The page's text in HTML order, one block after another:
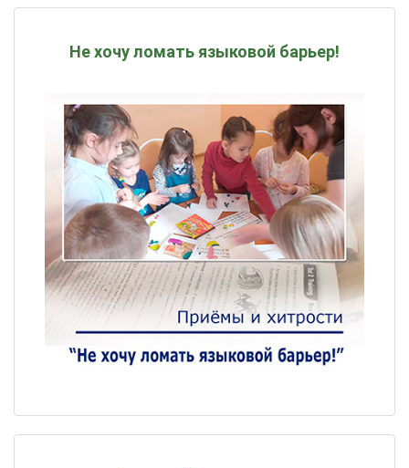
Не хочу ломать языковой барьер!